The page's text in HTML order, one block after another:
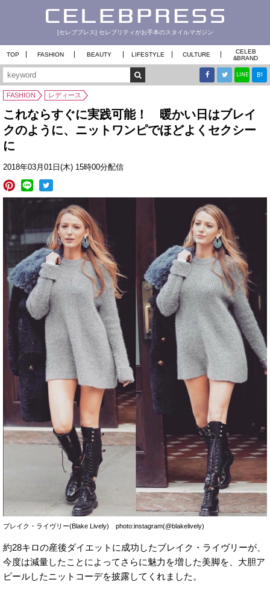
[セレブプレス] セレブリティがお手本のスタイルマガジン
TOP FASHION BEAUTY LIFESTYLE CULTURE
CELEB
&BRAND
LINE B!
FASHION レディース
これならすぐに実践可能！ 暖かい日はブレイ
クのように、ニットワンピでほどよくセクシー
に
2018年03月01日(木) 15時00分配信
ブレイク・ライヴリー(Blake Lively) photo:instagram(@blakelively)
約28キロの産後ダイエットに成功したブレイク・ライヴリーが、
今度は減量したことによってさらに魅力を増した美脚を、大胆ア
ピールしたニットコーデを披露してくれました。